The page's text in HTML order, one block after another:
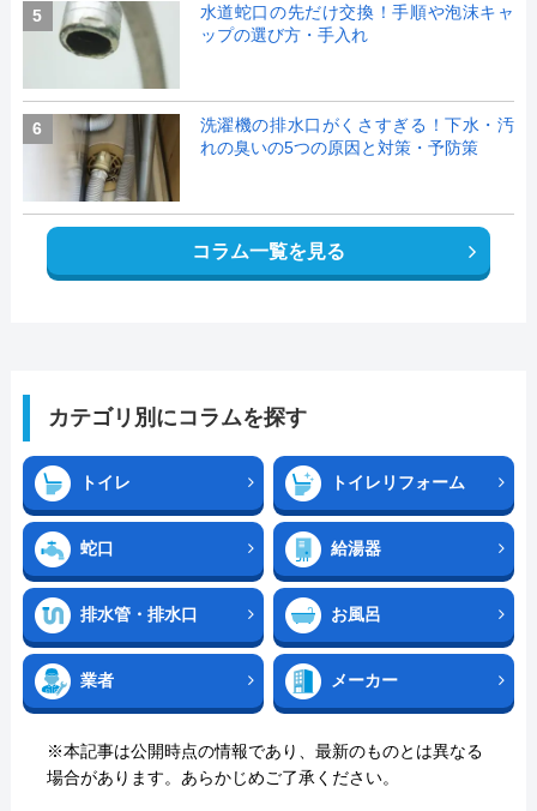
5
水道蛇口の先だけ交換！手順や泡沫キャ
ップの選び方・手入れ
6
洗濯機の排水口がくさすぎる！下水・汚
れの臭いの5つの原因と対策・予防策
コラム一覧を見る
カテゴリ別にコラムを探す
トイレ トイレリフォーム
蛇口 給湯器
排水管・排水口 お風呂
業者 メーカー
※本記事は公開時点の情報であり、最新のものとは異なる
場合があります。あらかじめご了承ください。